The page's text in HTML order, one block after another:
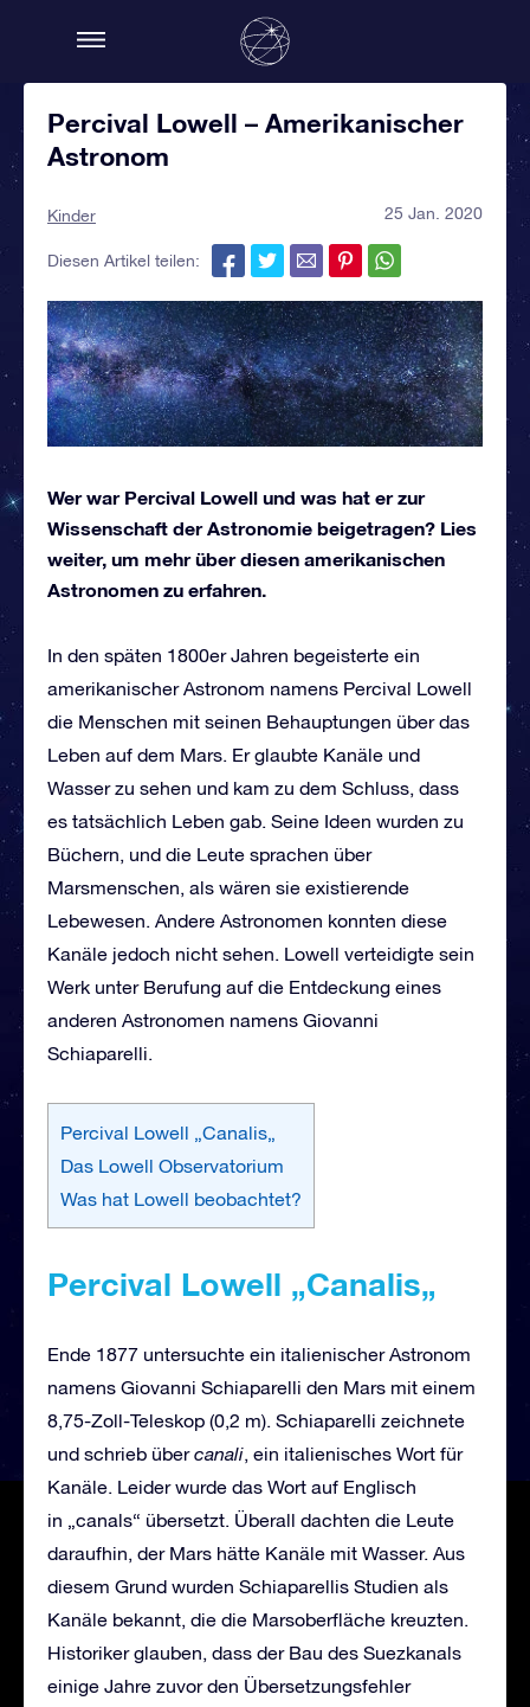
Percival Lowell – Amerikanischer
Astronom
Kinder 25 Jan. 2020
Diesen Artikel teilen:
Wer war Percival Lowell und was hat er zur
Wissenschaft der Astronomie beigetragen? Lies
weiter, um mehr über diesen amerikanischen
Astronomen zu erfahren.
In den späten 1800er Jahren begeisterte ein
amerikanischer Astronom namens Percival Lowell
die Menschen mit seinen Behauptungen über das
Leben auf dem Mars. Er glaubte Kanäle und
Wasser zu sehen und kam zu dem Schluss, dass
es tatsächlich Leben gab. Seine Ideen wurden zu
Büchern, und die Leute sprachen über
Marsmenschen, als wären sie existierende
Lebewesen. Andere Astronomen konnten diese
Kanäle jedoch nicht sehen. Lowell verteidigte sein
Werk unter Berufung auf die Entdeckung eines
anderen Astronomen namens Giovanni
Schiaparelli.
Percival Lowell „Canalis„
Das Lowell Observatorium
Was hat Lowell beobachtet?
Percival Lowell „Canalis„
Ende 1877 untersuchte ein italienischer Astronom
namens Giovanni Schiaparelli den Mars mit einem
8,75-Zoll-Teleskop (0,2 m). Schiaparelli zeichnete
und schrieb übercanali, ein italienisches Wort für
Kanäle. Leider wurde das Wort auf Englisch
in „canals“ übersetzt. Überall dachten die Leute
daraufhin, der Mars hätte Kanäle mit Wasser. Aus
diesem Grund wurden Schiaparellis Studien als
Kanäle bekannt, die die Marsoberfläche kreuzten.
Historiker glauben, dass der Bau des Suezkanals
einige Jahre zuvor den Übersetzungsfehler